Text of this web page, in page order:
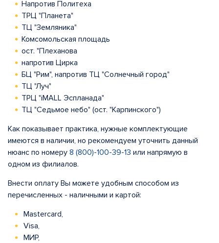
Напротив Политеха
ТРЦ "Планета"
ТЦ "Земляника"
Комсомольская площадь
ост. "Плеханова
напротив Цирка
БЦ "Рим", напротив ТЦ "Солнечный город"
ТЦ "Луч"
ТРЦ "iMALL Эспланада"
ТЦ "Седьмое небо" (ост. "Карпинского")
Как показывает практика, нужные комплектующие
имеются в наличии, но рекомендуем уточнить данный
нюанс по номеру 8 (800)-100-39-13 или напрямую в
одном из филиалов.
Внести оплату Вы можете удобным способом из
перечисленных - наличными и картой:
Mastercard,
Visa,
МИР,